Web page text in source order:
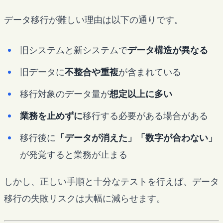
データ移行が難しい理由は以下の通りです。
旧システムと新システムでデータ構造が異なる
旧データに不整合や重複が含まれている
移行対象のデータ量が想定以上に多い
業務を止めずに移行する必要がある場合がある
移行後に 「データが消えた」「数字が合わない」
が発覚すると業務が止まる
しかし、正しい手順と十分なテストを行えば、データ
移行の失敗リスクは大幅に減らせます。